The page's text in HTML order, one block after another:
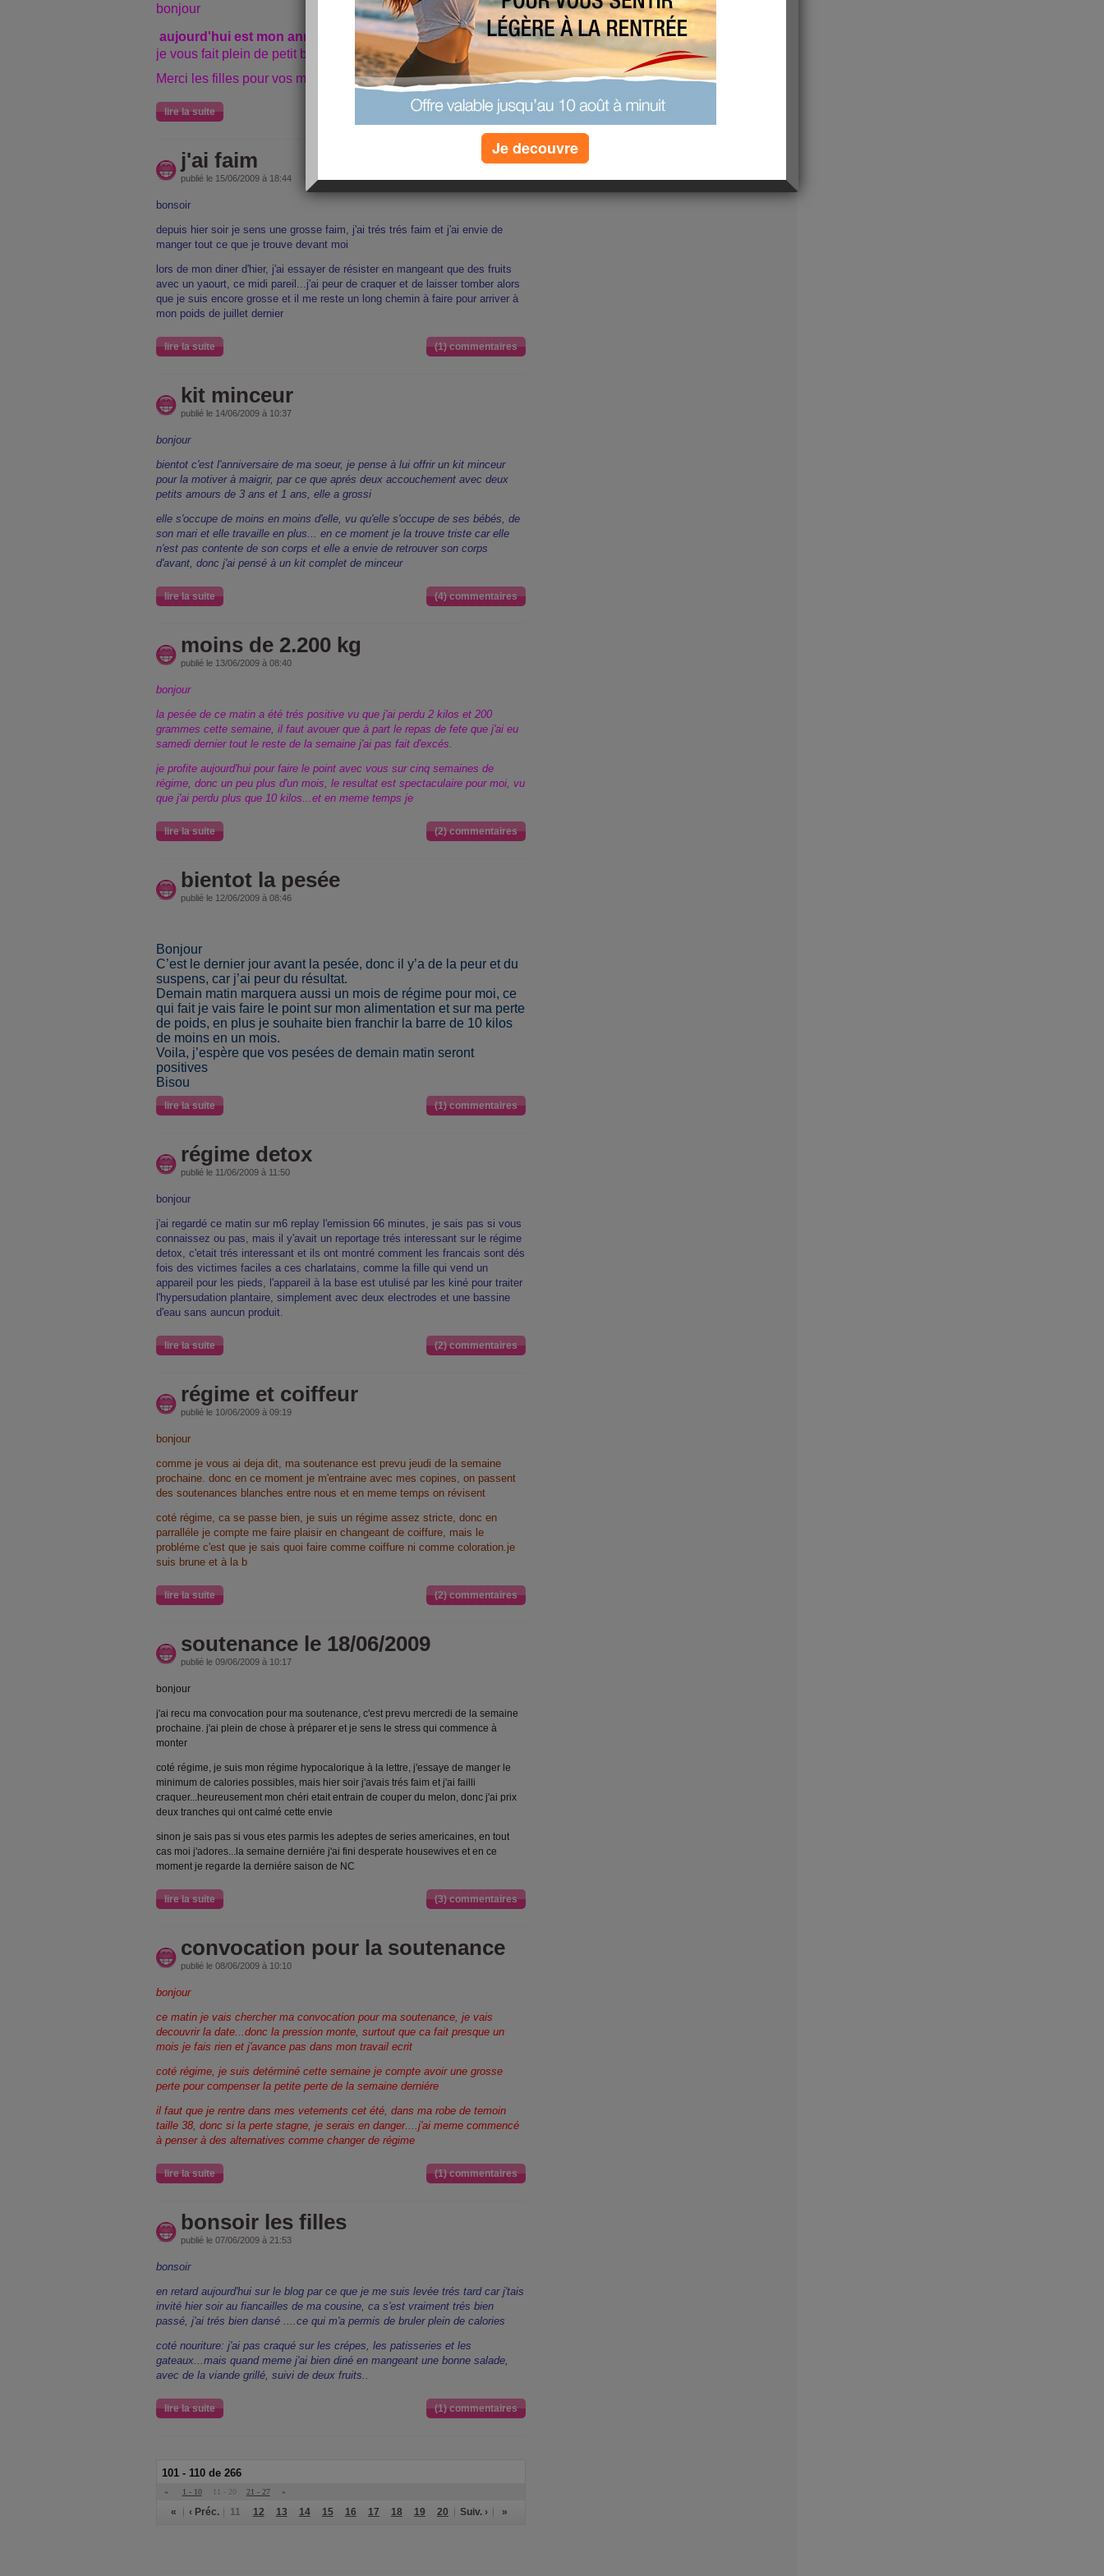
bonjour
aujourd'hui est mon anniversaire, je fete mes 26 ans
je vous fait plein de petit bisoux
Merci les filles pour vos messages, ca m'a fait beaucoup plaisir
lire la suite (3) commentaires
j'ai faim
publié le 15/06/2009 à 18:44
bonsoir
depuis hier soir je sens une grosse faim, j'ai trés trés faim et j'ai envie de
manger tout ce que je trouve devant moi
lors de mon diner d'hier, j'ai essayer de résister en mangeant que des fruits
avec un yaourt, ce midi pareil...j'ai peur de craquer et de laisser tomber alors
que je suis encore grosse et il me reste un long chemin à faire pour arriver à
mon poids de juillet dernier
lire la suite (1) commentaires
kit minceur
publié le 14/06/2009 à 10:37
bonjour
bientot c'est l'anniversaire de ma soeur, je pense à lui offrir un kit minceur
pour la motiver à maigrir, par ce que aprés deux accouchement avec deux
petits amours de 3 ans et 1 ans, elle a grossi
elle s'occupe de moins en moins d'elle, vu qu'elle s'occupe de ses bébés, de
son mari et elle travaille en plus... en ce moment je la trouve triste car elle
n'est pas contente de son corps et elle a envie de retrouver son corps
d'avant, donc j'ai pensé à un kit complet de minceur
lire la suite (4) commentaires
moins de 2.200 kg
publié le 13/06/2009 à 08:40
bonjour
la pesée de ce matin a été trés positive vu que j'ai perdu 2 kilos et 200
grammes cette semaine, il faut avouer que à part le repas de fete que j'ai eu
samedi dernier tout le reste de la semaine j'ai pas fait d'excés.
je profite aujourd'hui pour faire le point avec vous sur cinq semaines de
régime, donc un peu plus d'un mois, le resultat est spectaculaire pour moi, vu
que j'ai perdu plus que 10 kilos...et en meme temps je
lire la suite (2) commentaires
bientot la pesée
publié le 12/06/2009 à 08:46
Bonjour
C’est le dernier jour avant la pesée, donc il y’a de la peur et du
suspens, car j’ai peur du résultat.
Demain matin marquera aussi un mois de régime pour moi, ce
qui fait je vais faire le point sur mon alimentation et sur ma perte
de poids, en plus je souhaite bien franchir la barre de 10 kilos
de moins en un mois.
Voila, j’espère que vos pesées de demain matin seront
positives
Bisou
lire la suite (1) commentaires
régime detox
publié le 11/06/2009 à 11:50
bonjour
j'ai regardé ce matin sur m6 replay l'emission 66 minutes, je sais pas si vous
connaissez ou pas, mais il y'avait un reportage trés interessant sur le régime
detox, c'etait trés interessant et ils ont montré comment les francais sont dés
fois des victimes faciles a ces charlatains, comme la fille qui vend un
appareil pour les pieds, l'appareil à la base est utulisé par les kiné pour traiter
l'hypersudation plantaire, simplement avec deux electrodes et une bassine
d'eau sans auncun produit.
lire la suite (2) commentaires
régime et coiffeur
publié le 10/06/2009 à 09:19
bonjour
comme je vous ai deja dit, ma soutenance est prevu jeudi de la semaine
prochaine. donc en ce moment je m'entraine avec mes copines, on passent
des soutenances blanches entre nous et en meme temps on révisent
coté régime, ca se passe bien, je suis un régime assez stricte, donc en
parralléle je compte me faire plaisir en changeant de coiffure, mais le
probléme c'est que je sais quoi faire comme coiffure ni comme coloration.je
suis brune et à la b
lire la suite (2) commentaires
soutenance le 18/06/2009
publié le 09/06/2009 à 10:17
bonjour
j'ai recu ma convocation pour ma soutenance, c'est prevu mercredi de la semaine
prochaine. j'ai plein de chose à préparer et je sens le stress qui commence à
monter
coté régime, je suis mon régime hypocalorique à la lettre, j'essaye de manger le
minimum de calories possibles, mais hier soir j'avais trés faim et j'ai failli
craquer...heureusement mon chéri etait entrain de couper du melon, donc j'ai prix
deux tranches qui ont calmé cette envie
sinon je sais pas si vous etes parmis les adeptes de series americaines, en tout
cas moi j'adores...la semaine derniére j'ai fini desperate housewives et en ce
moment je regarde la derniére saison de NC
lire la suite (3) commentaires
convocation pour la soutenance
publié le 08/06/2009 à 10:10
bonjour
ce matin je vais chercher ma convocation pour ma soutenance, je vais
decouvrir la date...donc la pression monte, surtout que ca fait presque un
mois je fais rien et j'avance pas dans mon travail ecrit
coté régime, je suis detérminé cette semaine je compte avoir une grosse
perte pour compenser la petite perte de la semaine derniére
il faut que je rentre dans mes vetements cet été, dans ma robe de temoin
taille 38, donc si la perte stagne, je serais en danger....j'ai meme commencé
à penser à des alternatives comme changer de régime
lire la suite (1) commentaires
bonsoir les filles
publié le 07/06/2009 à 21:53
bonsoir
en retard aujourd'hui sur le blog par ce que je me suis levée trés tard car j'tais
invité hier soir au fiancailles de ma cousine, ca s'est vraiment trés bien
passé, j'ai trés bien dansé ....ce qui m'a permis de bruler plein de calories
coté nouriture: j'ai pas craqué sur les crépes, les patisseries et les
gateaux...mais quand meme j'ai bien diné en mangeant une bonne salade,
avec de la viande grillé, suivi de deux fruits..
lire la suite (1) commentaires
101 - 110 de 266
« 1 - 10 11 - 20 21 - 27 »
« ‹ Préc. 11 12 13 14 15 16 17 18 19 20 Suiv. › »
Je decouvre